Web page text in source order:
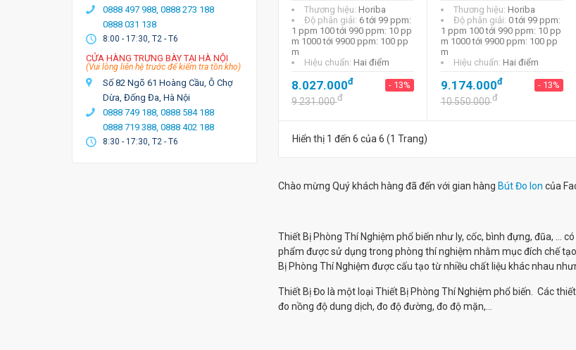
0888 497 988, 0888 273 188
0888 031 138
8:00 - 17:30, T2 - T6
CỬA HÀNG TRƯNG BÀY TẠI HÀ NỘI
(Vui lòng liên hệ trước để kiểm tra tồn kho)
Số 82 Ngõ 61 Hoàng Cầu, Ô Chợ
Dừa, Đống Đa, Hà Nội
0888 749 188, 0888 584 188
0888 719 388, 0888 402 188
8:30 - 17:30, T2 - T6
Thương hiệu: Horiba
Độ phân giải: 6 tới 99 ppm:
1 ppm 100 tới 990 ppm: 10 pp
m 1000 tới 9900 ppm: 100 pp
m
Hiệu chuẩn: Hai điểm
8.027.000đ - 13%
9.231.000đ
Thương hiệu: Horiba
Độ phân giải: 0 tới 99 ppm:
1 ppm 100 tới 990 ppm: 10 pp
m 1000 tới 9900 ppm: 100 pp
m
Hiệu chuẩn: Hai điểm
9.174.000đ - 13%
10.550.000đ
Hiển thị 1 đến 6 của 6 (1 Trang)
Chào mừng Quý khách hàng đã đến với gian hàng Bút Đo Ion của
Thiết Bị Phòng Thí Nghiệm phổ biến như ly, cốc, bình đựng, đũa, …
phẩm được sử dụng trong phòng thí nghiệm nhằm mục đích chế
Bị Phòng Thí Nghiệm được cấu tạo từ nhiều chất liệu khác nhau
Thiết Bị Đo là một loại Thiết Bị Phòng Thí Nghiệm phổ biến. Các
đo nồng độ dung dịch, đo độ đường, đo độ mặn,...